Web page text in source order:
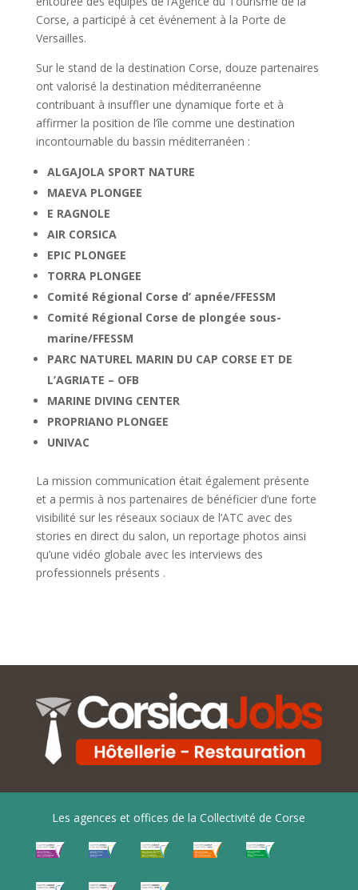
Corse, a participé à cet événement à la Porte de
Versailles.
Sur le stand de la destination Corse, douze partenaires
ont valorisé la destination méditerranéenne
contribuant à insuffler une dynamique forte et à
affirmer la position de l’île comme une destination
incontournable du bassin méditerranéen :
ALGAJOLA SPORT NATURE
MAEVA PLONGEE
E RAGNOLE
AIR CORSICA
EPIC PLONGEE
TORRA PLONGEE
Comité Régional Corse d’ apnée/FFESSM
Comité Régional Corse de plongée sous-
marine/FFESSM
PARC NATUREL MARIN DU CAP CORSE ET DE
L’AGRIATE – OFB
MARINE DIVING CENTER
PROPRIANO PLONGEE
UNIVAC
La mission communication était également présente
et a permis à nos partenaires de bénéficier d’une forte
visibilité sur les réseaux sociaux de l’ATC avec des
stories en direct du salon, un reportage photos ainsi
qu’une vidéo globale avec les interviews des
professionnels présents .
Les agences et offices de la Collectivité de Corse